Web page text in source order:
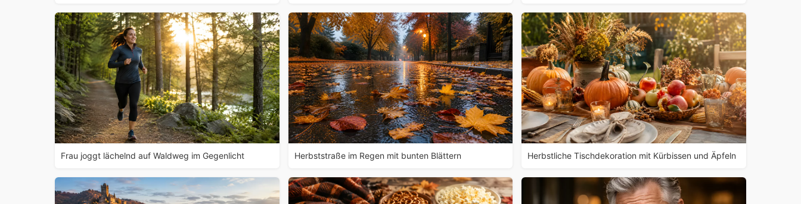
Frau joggt lächelnd auf Waldweg im Gegenlicht Herbststraße im Regen mit bunten Blättern Herbstliche Tischdekoration mit Kürbissen und Äpfeln